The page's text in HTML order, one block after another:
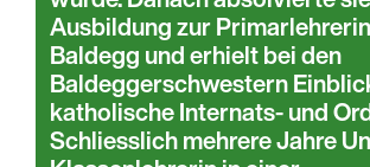
Ausbildung zur
Baldegg und erhielt bei den
Baldeggerschwestern
katholische Internats- und
Schliesslich mehrere Jahre